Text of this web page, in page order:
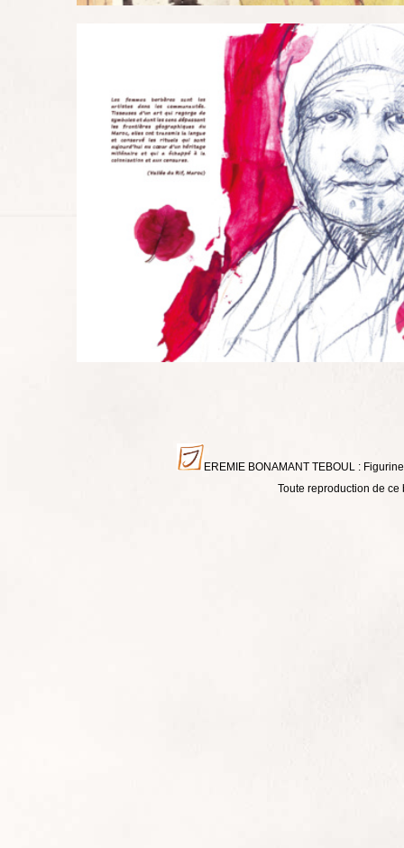
EREMIE BONAMANT TEBOUL :
Toute reproduction de